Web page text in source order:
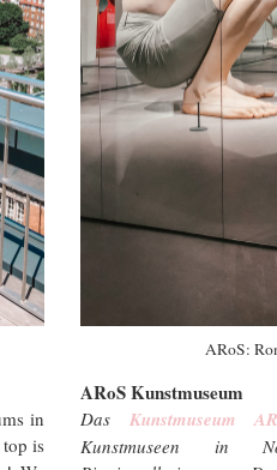
ARoS:
in
is
ARoS Kunstmuseum
Das Kunstmuseum
Kunstmuseen in